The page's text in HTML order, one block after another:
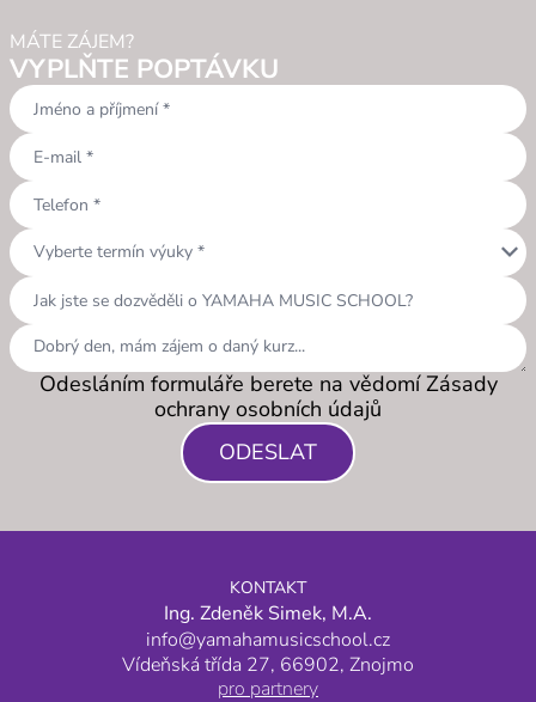
MÁTE ZÁJEM?
VYPLŇTE POPTÁVKU
Vyberte termín výuky * keyboard_arrow_down
Odesláním formuláře berete na vědomí Zásady
ochrany osobních údajů
ODESLAT
KONTAKT
Ing. Zdeněk Simek, M.A.
info@yamahamusicschool.cz
Vídeňská třída 27, 66902, Znojmo
pro partnery